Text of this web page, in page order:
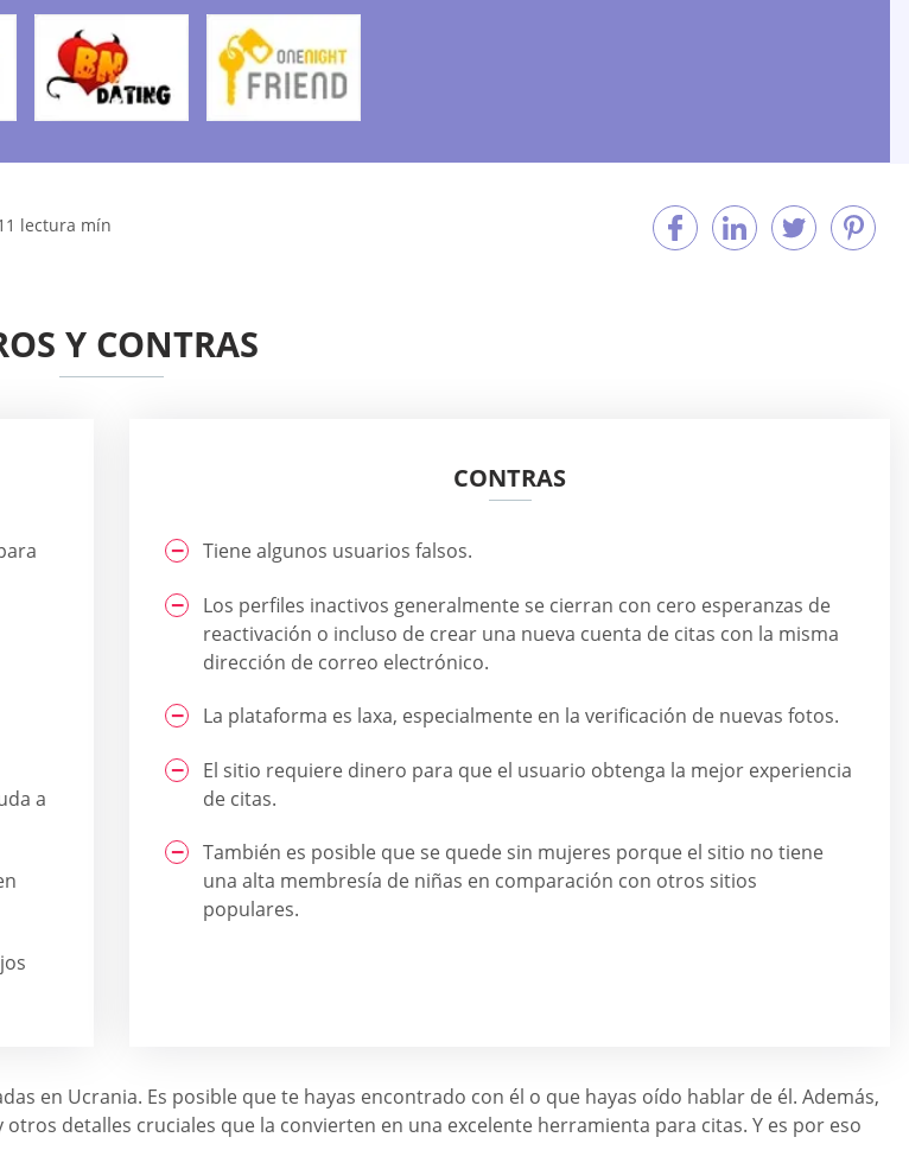
lectura mín
Y CONTRAS
a
CONTRAS
Tiene algunos usuarios falsos.
Los perfiles inactivos generalmente se cierran con cero esperanzas de
reactivación o incluso de crear una nueva cuenta de citas con la misma
dirección de correo electrónico.
La plataforma es laxa, especialmente en la verificación de nuevas fotos.
El sitio requiere dinero para que el usuario obtenga la mejor experiencia
de citas.
También es posible que se quede sin mujeres porque el sitio no tiene
una alta membresía de niñas en comparación con otros sitios
populares.
en Ucrania. Es posible que te hayas encontrado con él o que hayas oído hablar de él. Además,
detalles cruciales que la convierten en una excelente herramienta para citas. Y es por eso